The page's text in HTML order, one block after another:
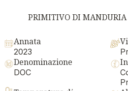
PRIMITIVO DI MANDURIA
Annata
2023
Denominazione
DOC